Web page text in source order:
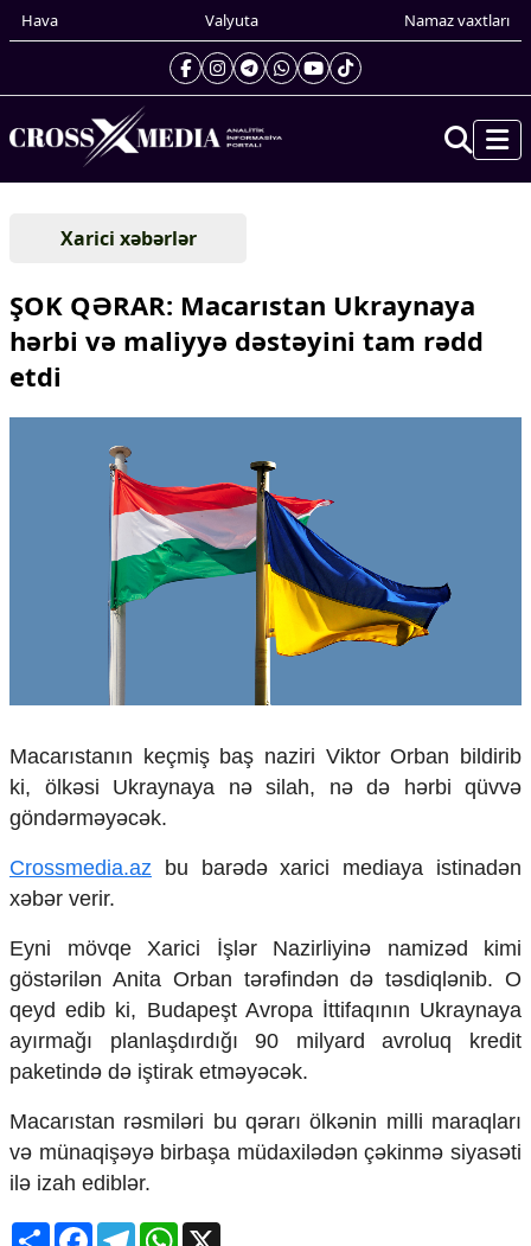
Hava Valyuta Namaz vaxtları
Gündəm
Xarici xəbərlər
Cənubi Qafqaz
Türk Dünyası
Avropa
Amerika
Çarpaz baxış
Geosiyasi
İqtisadi
Sosioloji
Multimedia
Foto
Video
İnfoqrafika
Podcast
Elm və təhsil
Mədəniyyət
Diaspor
Yüksəliş hekayəsi
Mədəniyyətimizin Zəfəri
Səhiyyə
Ailə və uşaq
Turizm
İqtisadiyyat
Xarici xəbərlər
ŞOK QƏRAR: Macarıstan Ukraynaya
hərbi və maliyyə dəstəyini tam rədd
etdi
Macarıstanın keçmiş baş naziri Viktor Orban bildirib
ki, ölkəsi Ukraynaya nə silah, nə də hərbi qüvvə
göndərməyəcək.
Crossmedia.az bu barədə xarici mediaya istinadən
xəbər verir.
Eyni mövqe Xarici İşlər Nazirliyinə namizəd kimi
göstərilən Anita Orban tərəfindən də təsdiqlənib. O
qeyd edib ki, Budapeşt Avropa İttifaqının Ukraynaya
ayırmağı planlaşdırdığı 90 milyard avroluq kredit
paketində də iştirak etməyəcək.
Macarıstan rəsmiləri bu qərarı ölkənin milli maraqları
və münaqişəyə birbaşa müdaxilədən çəkinmə siyasəti
ilə izah ediblər.
ShareFacebookTelegramWhatsApp